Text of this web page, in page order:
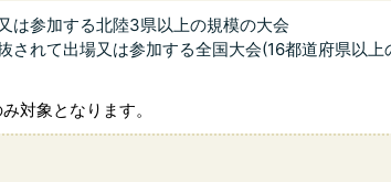
参加する北陸3県以上の規模の大会
れて出場又は参加する全国大会(16都道府県以上
対象となります。